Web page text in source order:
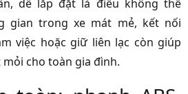
dễ lắp đặt là điều không thể
gian trong xe mát mẻ, kết nối
việc hoặc giữ liên lạc còn giúp
cho toàn gia đình.